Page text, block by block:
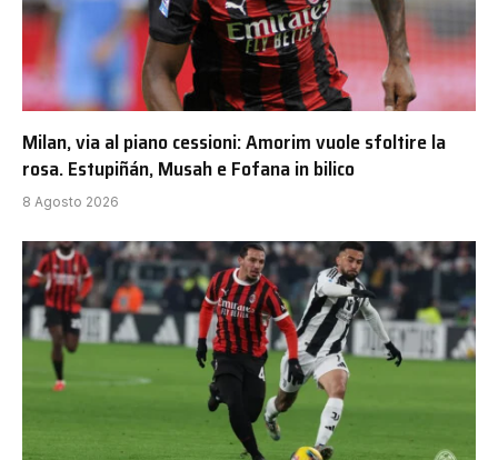
Milan, via al piano cessioni: Amorim vuole sfoltire la
rosa. Estupiñán, Musah e Fofana in bilico
8 Agosto 2026